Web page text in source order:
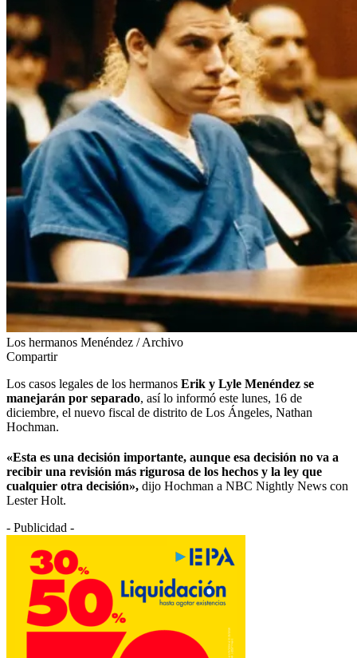
Los hermanos Menéndez / Archivo
Compartir
Los casos legales de los hermanos Erik y Lyle Menéndez se
manejarán por separado, así lo informó este lunes, 16 de
diciembre, el nuevo fiscal de distrito de Los Ángeles, Nathan
Hochman.
«Esta es una decisión importante, aunque esa decisión no va a
recibir una revisión más rigurosa de los hechos y la ley que
cualquier otra decisión», dijo Hochman a NBC Nightly News con
Lester Holt.
- Publicidad -